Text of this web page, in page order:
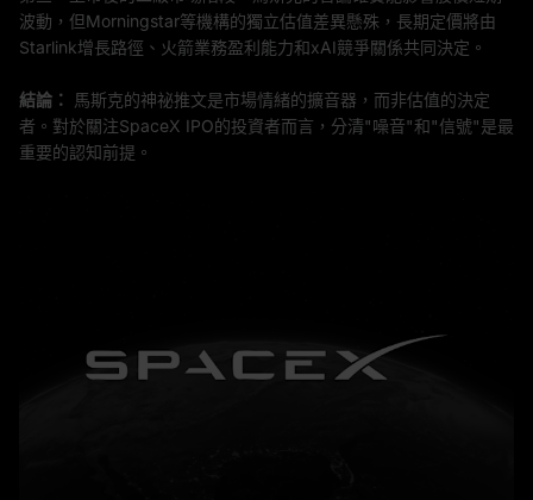
波動，但Morningstar等機構的獨立估值差異懸殊，長期定價將由
Starlink增長路徑、火箭業務盈利能力和xAI競爭關係共同決定。
結論：
馬斯克的神祕推文是市場情緒的擴音器，而非估值的決定
者。對於關注SpaceX IPO的投資者而言，分清"噪音"和"信號"是最
重要的認知前提。